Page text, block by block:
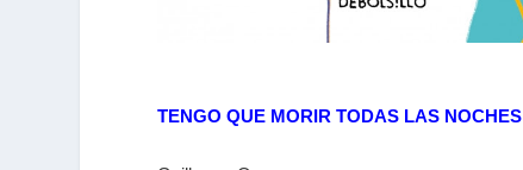
TENGO QUE MORIR TODAS LAS NOCHES